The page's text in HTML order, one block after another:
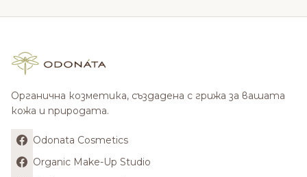
Органична козметика, създадена с грижа за вашата
кожа и природата.
Odonata Cosmetics
Organic Make-Up Studio